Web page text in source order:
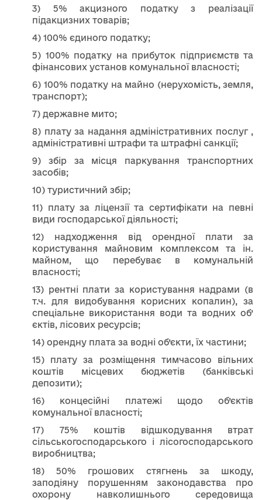
3) 5% акцизного податку з реалізації
підакцизних товарів;
4) 100% єдиного податку;
5) 100% податку на прибуток підприємств та
фінансових установ комунальної власності;
6) 100% податку на майно (нерухомість, земля,
транспорт);
7) державне мито;
8) плату за надання адміністративних послуг ,
адміністративні штрафи та штрафні санкції;
9) збір за місця паркування транспортних
засобів;
10) туристичний збір;
11) плату за ліцензії та сертифікати на певні
види господарської діяльності;
12) надходження від орендної плати за
користування майновим комплексом та ін.
майном, що перебуває в комунальній
власності;
13) рентні плати за користування надрами (в
т.ч. для видобування корисних копалин), за
спеціальне використання води та водних об’
єктів, лісових ресурсів;
14) орендну плата за водні об’єкти, їх частини;
15) плату за розміщення тимчасово вільних
коштів місцевих бюджетів (банківські
депозити);
16) концесійні платежі щодо об’єктів
комунальної власності;
17) 75% коштів відшкодування втрат
сільськогосподарського і лісогосподарського
виробництва;
18) 50% грошових стягнень за шкоду,
заподіяну порушенням законодавства про
охорону навколишнього середовища